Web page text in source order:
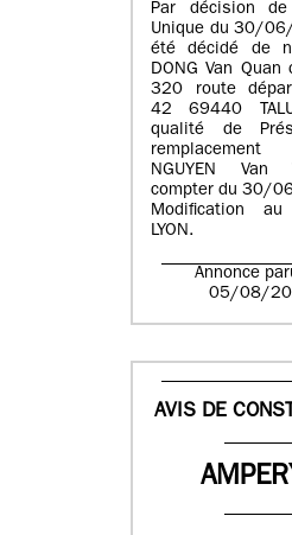
Par décision de
Unique du 30/
été décidé de
DONG Van Quan
320 route
42 69440
qualité de
NGUYEN Van
compter du 30/
Modification
LYON.
Annonce
05/08/
AVIS DE